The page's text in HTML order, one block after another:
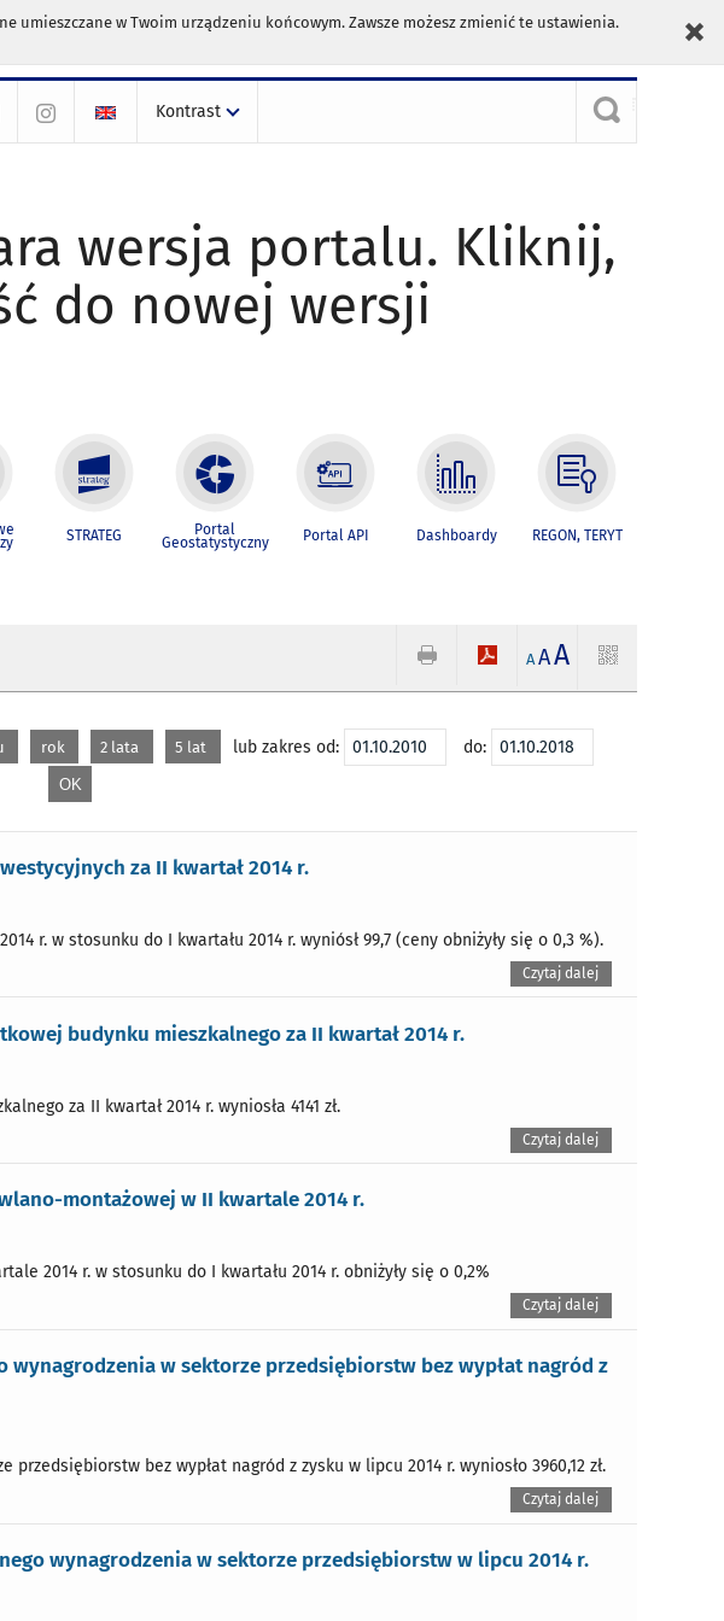
umieszczane w Twoim urządzeniu końcowym. Zawsze możesz zmienić te ustawienia.
Kontrast
wersja portalu. Kliknij,
do nowej wersji
STRATEG Portal
Geostatystyczny Portal API Dashboardy REGON, TERYT
A AA
rok 2 lata 5 lat lub zakres od: do:
za II kwartał 2014 r.
r. w stosunku do I kwartału 2014 r. wyniósł 99,7 (ceny obniżyły się o 0,3 %).
Czytaj dalej
budynku mieszkalnego za II kwartał 2014 r.
za II kwartał 2014 r. wyniosła 4141 zł.
Czytaj dalej
montażowej w II kwartale 2014 r.
2014 r. w stosunku do I kwartału 2014 r. obniżyły się o 0,2%
Czytaj dalej
w sektorze przedsiębiorstw bez wypłat nagród z
bez wypłat nagród z zysku w lipcu 2014 r. wyniosło 3960,12 zł.
Czytaj dalej
wynagrodzenia w sektorze przedsiębiorstw w lipcu 2014 r.